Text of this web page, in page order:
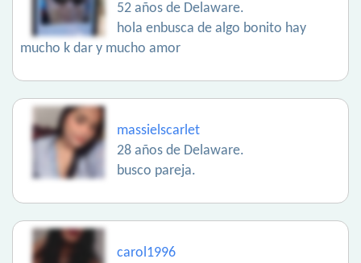
52 años de Delaware.
hola enbusca de algo bonito hay
mucho k dar y mucho amor
massielscarlet
28 años de Delaware.
busco pareja.
carol1996